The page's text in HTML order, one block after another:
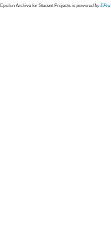
Epsilon Archive for Student Projects is powored by